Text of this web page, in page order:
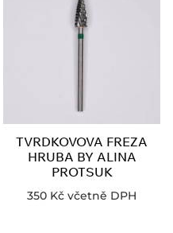
TVRDKOVOVA FREZA
HRUBA BY ALINA
PROTSUK
350 Kč včetně DPH